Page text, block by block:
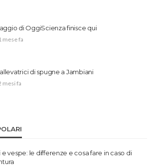
di OggiScienza finisce qui
mese fa
di spugne a Jambiani
mesi fa
e vespe: le differenze e cosa fare in caso di